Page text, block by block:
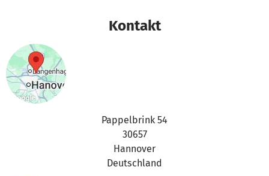
Kontakt
Pappelbrink 54
30657
Hannover
Deutschland